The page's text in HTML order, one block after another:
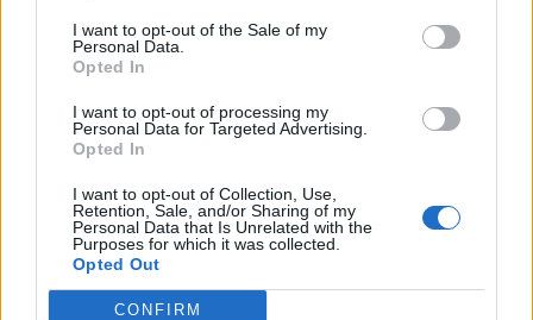
I want to opt-out of the Sale of my
Personal Data.
Opted In
I want to opt-out of processing my
Personal Data for Targeted Advertising.
Opted In
I want to opt-out of Collection, Use,
Retention, Sale, and/or Sharing of my
Personal Data that Is Unrelated with the
Purposes for which it was collected.
Opted Out
CONFIRM